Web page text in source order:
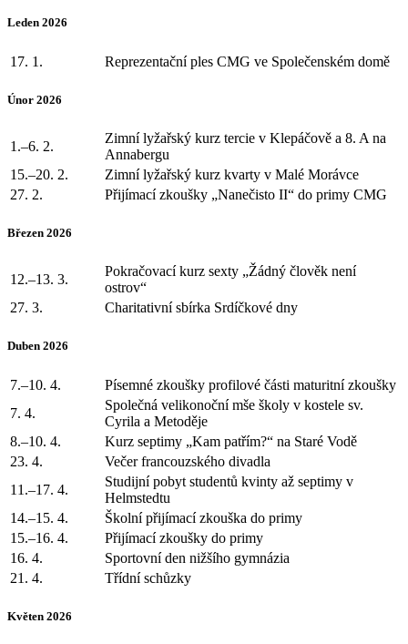
Leden 2026
17. 1. Reprezentační ples CMG ve Společenském domě
Únor 2026
1.–6. 2.
Zimní lyžařský kurz tercie v Klepáčově a 8. A na
Annabergu
15.–20. 2.
Zimní lyžařský kurz kvarty v Malé Morávce
27. 2.
Přijímací zkoušky „Nanečisto II“ do primy CMG
Březen 2026
12.–13. 3.
Pokračovací kurz sexty „Žádný člověk není
ostrov“
27. 3.
Charitativní sbírka Srdíčkové dny
Duben 2026
7.–10. 4.
Písemné zkoušky profilové části maturitní zkoušky
7. 4.
Společná velikonoční mše školy v kostele sv.
Cyrila a Metoděje
8.–10. 4.
Kurz septimy „Kam patřím?“ na Staré Vodě
23. 4.
Večer francouzského divadla
11.–17. 4.
Studijní pobyt studentů kvinty až septimy v
Helmstedtu
14.–15. 4.
Školní přijímací zkouška do primy
15.–16. 4.
Přijímací zkoušky do primy
16. 4.
Sportovní den nižšího gymnázia
21. 4.
Třídní schůzky
Květen 2026